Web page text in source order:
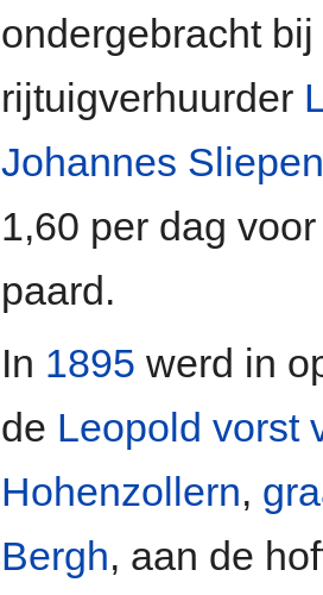
ondergebracht bij
rijtuigverhuurder
Johannes
1,60 per dag
paard.
In 1895 werd in
de Leopold vorst
Hohenzollern,
Bergh, aan de